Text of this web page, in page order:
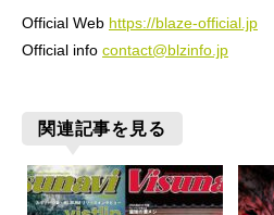
Official Web https://blaze-official.jp
Official info contact@blzinfo.jp
関連記事を見る